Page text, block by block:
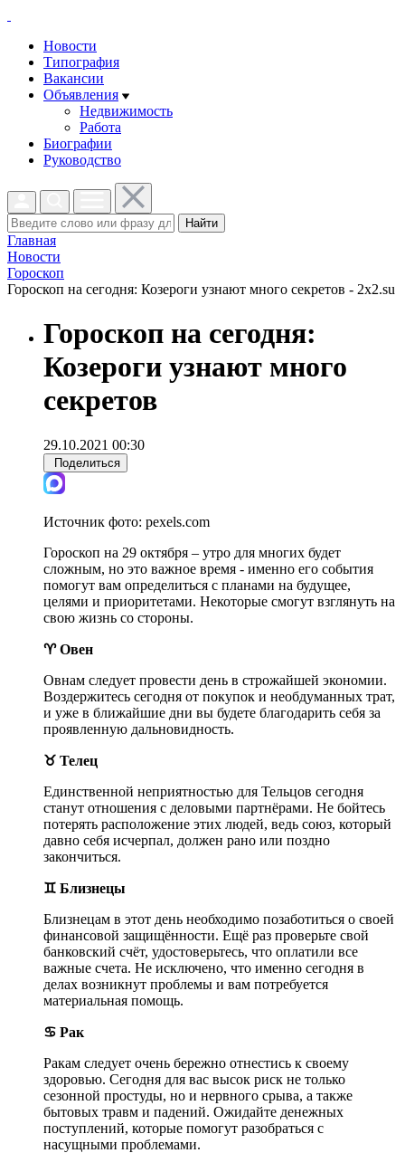
Новости
Типография
Вакансии
Объявления
Недвижимость
Работа
Биографии
Руководство
Найти
Главная
Новости
Гороскоп
Гороскоп на сегодня: Козероги узнают много секретов - 2x2.su
Гороскоп на сегодня:
Козероги узнают много
секретов
29.10.2021 00:30
Поделиться
Источник фото: pexels.com
Гороскоп на 29 октября – утро для многих будет
сложным, но это важное время - именно его события
помогут вам определиться с планами на будущее,
целями и приоритетами. Некоторые смогут взглянуть на
свою жизнь со стороны.
♈ Овен
Овнам следует провести день в строжайшей экономии.
Воздержитесь сегодня от покупок и необдуманных трат,
и уже в ближайшие дни вы будете благодарить себя за
проявленную дальновидность.
♉ Телец
Единственной неприятностью для Тельцов сегодня
станут отношения с деловыми партнёрами. Не бойтесь
потерять расположение этих людей, ведь союз, который
давно себя исчерпал, должен рано или поздно
закончиться.
♊ Близнецы
Близнецам в этот день необходимо позаботиться о своей
финансовой защищённости. Ещё раз проверьте свой
банковский счёт, удостоверьтесь, что оплатили все
важные счета. Не исключено, что именно сегодня в
делах возникнут проблемы и вам потребуется
материальная помощь.
♋ Рак
Ракам следует очень бережно отнестись к своему
здоровью. Сегодня для вас высок риск не только
сезонной простуды, но и нервного срыва, а также
бытовых травм и падений. Ожидайте денежных
поступлений, которые помогут разобраться с
насущными проблемами.